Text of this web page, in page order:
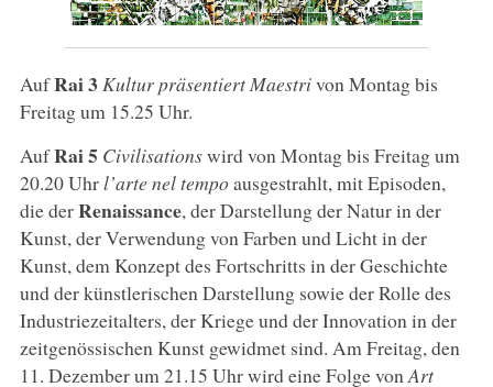
AufRai 3 Kultur präsentiert Maestrivon Montag bis
Freitag um 15.25 Uhr.
AufRai 5 Civilisationswird von Montag bis Freitag um
20.20 Uhrl’arte nel tempoausgestrahlt, mit Episoden,
die derRenaissance, der Darstellung der Natur in der
Kunst, der Verwendung von Farben und Licht in der
Kunst, dem Konzept des Fortschritts in der Geschichte
und der künstlerischen Darstellung sowie der Rolle des
Industriezeitalters, der Kriege und der Innovation in der
zeitgenössischen Kunst gewidmet sind. Am Freitag, den
11. Dezember um 21.15 Uhr wird eine Folge von Art